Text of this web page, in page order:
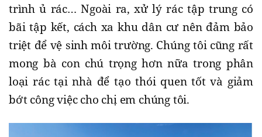
trình ủ rác… Ngoài ra, xử lý rác tập trung có
bãi tập kết, cách xa khu dân cư nên đảm bảo
triệt để vệ sinh môi trường. Chúng tôi cũng rất
mong bà con chú trọng hơn nữa trong phân
loại rác tại nhà để tạo thói quen tốt và giảm
bớt công việc cho chị em chúng tôi.